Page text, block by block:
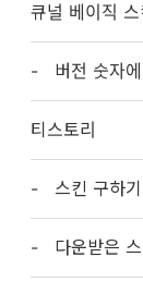
큐널 베이직
버전 숫자
티스토리
스킨 구하기
다운받은